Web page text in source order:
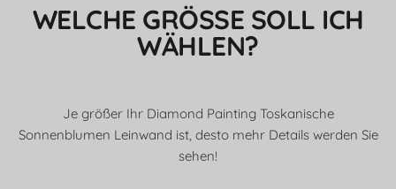
WELCHE GRÖSSE SOLL ICH W
ÄHLEN?
Je größer Ihr Diamond Painting Toskanische
Sonnenblumen Leinwand ist, desto mehr Details werden Sie
sehen!